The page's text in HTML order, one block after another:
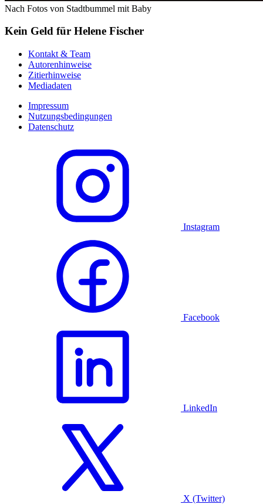
Nach Fotos von Stadtbummel mit Baby
Kein Geld für Helene Fischer
Kontakt & Team
Autorenhinweise
Zitierhinweise
Mediadaten
Impressum
Nutzungsbedingungen
Datenschutz
Instagram
Facebook
LinkedIn
X (Twitter)